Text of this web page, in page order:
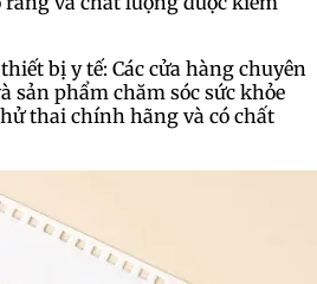
bị y tế: Các cửa hàng chuyên
sản phẩm chăm sóc sức khỏe
thai chính hãng và có chất